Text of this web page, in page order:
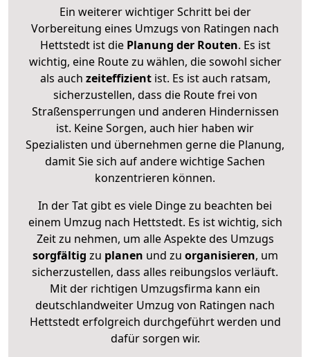
Ein weiterer wichtiger Schritt bei der
Vorbereitung eines Umzugs von Ratingen nach
Hettstedt ist diePlanung der Routen. Es ist
wichtig, eine Route zu wählen, die sowohl sicher
als auch zeiteffizientist. Es ist auch ratsam,
sicherzustellen, dass die Route frei von
Straßensperrungen und anderen Hindernissen
ist. Keine Sorgen, auch hier haben wir
Spezialisten und übernehmen gerne die Planung,
damit Sie sich auf andere wichtige Sachen
konzentrieren können.
In der Tat gibt es viele Dinge zu beachten bei
einem Umzug nach Hettstedt. Es ist wichtig, sich
Zeit zu nehmen, um alle Aspekte des Umzugs
sorgfältig zu planen und zu organisieren, um
sicherzustellen, dass alles reibungslos verläuft.
Mit der richtigen Umzugsfirma kann ein
deutschlandweiter Umzug von Ratingen nach
Hettstedt erfolgreich durchgeführt werden und
dafür sorgen wir.